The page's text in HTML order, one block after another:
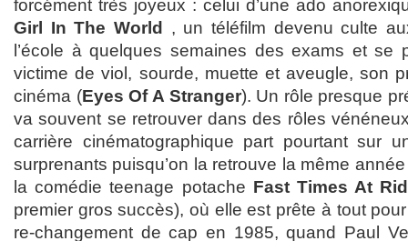
forcément très joyeux : celui d’une ado
Girl In The World , un téléfilm devenu culte
l’école à quelques semaines des exams et se
victime de viol, sourde, muette et aveugle, son
cinéma (Eyes Of A Stranger). Un rôle presque
va souvent se retrouver dans des rôles
carrière cinématographique part pourtant sur
surprenants puisqu’on la retrouve la même
la comédie teenage potache Fast Times At
premier gros succès), où elle est prête à tout
re-changement de cap en 1985, quand Paul